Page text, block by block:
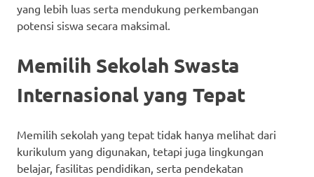
yang lebih luas serta mendukung perkembangan
potensi siswa secara maksimal.
Memilih Sekolah Swasta
Internasional yang Tepat
Memilih sekolah yang tepat tidak hanya melihat dari
kurikulum yang digunakan, tetapi juga lingkungan
belajar, fasilitas pendidikan, serta pendekatan